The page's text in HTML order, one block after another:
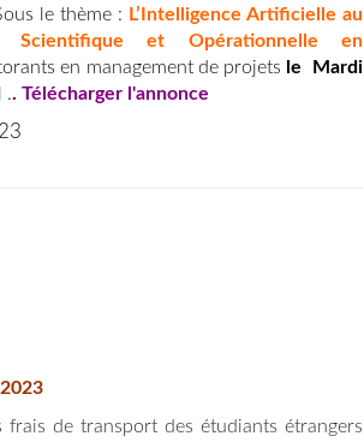
le thème : L’Intelligence Artificielle au
Scientifique et Opérationnelle en
en management de projets le Mardi
.. Télécharger l'annonce
frais de transport des étudiants étrangers